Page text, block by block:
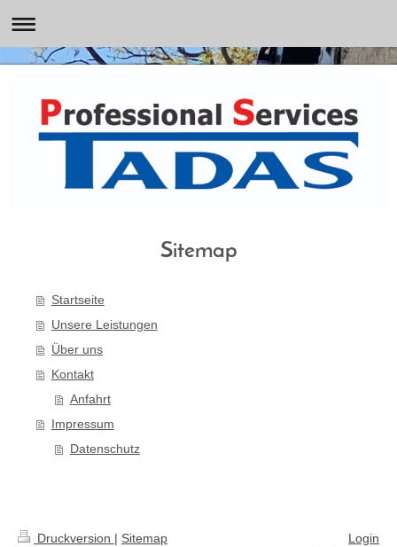
Sitemap
Startseite
Unsere Leistungen
Über uns
Kontakt
Anfahrt
Impressum
Datenschutz
Druckversion | Sitemap
Login